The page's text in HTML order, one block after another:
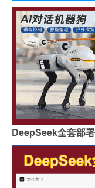
DeepSeek全套部